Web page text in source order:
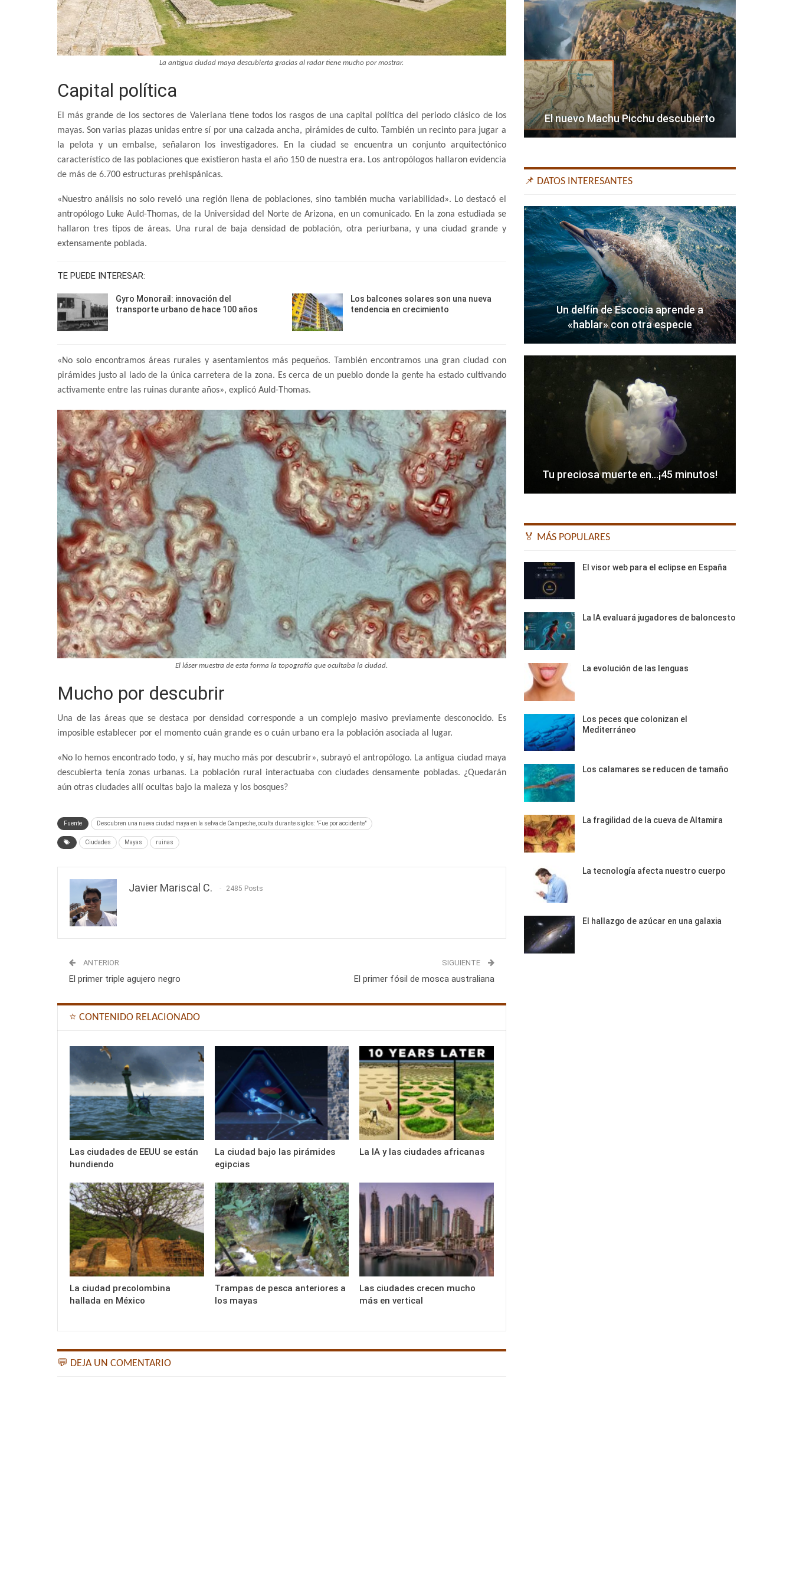
La antigua ciudad maya descubierta gracias al radar tiene mucho por mostrar.
Capital política
El más grande de los sectores de Valeriana tiene todos los rasgos de una capital política del periodo clásico de los
mayas. Son varias plazas unidas entre sí por una calzada ancha, pirámides de culto. También un recinto para jugar a
la pelota y un embalse, señalaron los investigadores. En la ciudad se encuentra un conjunto arquitectónico
característico de las poblaciones que existieron hasta el año 150 de nuestra era. Los antropólogos hallaron evidencia
de más de 6.700 estructuras prehispánicas.
«Nuestro análisis no solo reveló una región llena de poblaciones, sino también mucha variabilidad». Lo destacó el
antropólogo Luke Auld-Thomas, de la Universidad del Norte de Arizona, en un comunicado. En la zona estudiada se
hallaron tres tipos de áreas. Una rural de baja densidad de población, otra periurbana, y una ciudad grande y
extensamente poblada.
TE PUEDE INTERESAR:
Gyro Monorail: innovación del
transporte urbano de hace 100 años
Los balcones solares son una nueva
tendencia en crecimiento
«No solo encontramos áreas rurales y asentamientos más pequeños. También encontramos una gran ciudad con
pirámides justo al lado de la única carretera de la zona. Es cerca de un pueblo donde la gente ha estado cultivando
activamente entre las ruinas durante años», explicó Auld-Thomas.
El láser muestra de esta forma la topografía que ocultaba la ciudad.
Mucho por descubrir
Una de las áreas que se destaca por densidad corresponde a un complejo masivo previamente desconocido. Es
imposible establecer por el momento cuán grande es o cuán urbano era la población asociada al lugar.
«No lo hemos encontrado todo, y sí, hay mucho más por descubrir», subrayó el antropólogo. La antigua ciudad maya
descubierta tenía zonas urbanas. La población rural interactuaba con ciudades densamente pobladas. ¿Quedarán
aún otras ciudades allí ocultas bajo la maleza y los bosques?
Fuente Descubren una nueva ciudad maya en la selva de Campeche, oculta durante siglos: "Fue por accidente"
Ciudades Mayas ruinas
Javier Mariscal C. 2485 Posts
ANTERIOR
El primer triple agujero negro
SIGUIENTE
El primer fósil de mosca australiana
⭐ CONTENIDO RELACIONADO
Las ciudades de EEUU se están
hundiendo
La ciudad bajo las pirámides
egipcias
La IA y las ciudades africanas
La ciudad precolombina
hallada en México
Trampas de pesca anteriores a
los mayas
Las ciudades crecen mucho
más en vertical
💬 DEJA UN COMENTARIO
El nuevo Machu Picchu descubierto
📌 DATOS INTERESANTES
Un delfín de Escocia aprende a
«hablar» con otra especie
Tu preciosa muerte en…¡45 minutos!
🏅 MÁS POPULARES
El visor web para el eclipse en España
La IA evaluará jugadores de baloncesto
La evolución de las lenguas
Los peces que colonizan el
Mediterráneo
Los calamares se reducen de tamaño
La fragilidad de la cueva de Altamira
La tecnología afecta nuestro cuerpo
El hallazgo de azúcar en una galaxia